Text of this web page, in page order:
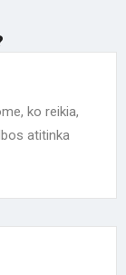
ko reikia,
atitinka